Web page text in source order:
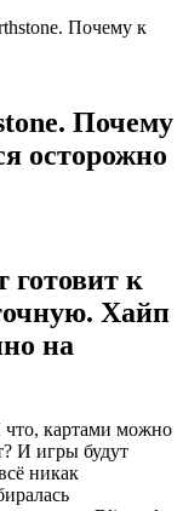
Почему к
Почему
осторожно
готовит к
Хайп
на
что, картами можно
И игры будут
никак